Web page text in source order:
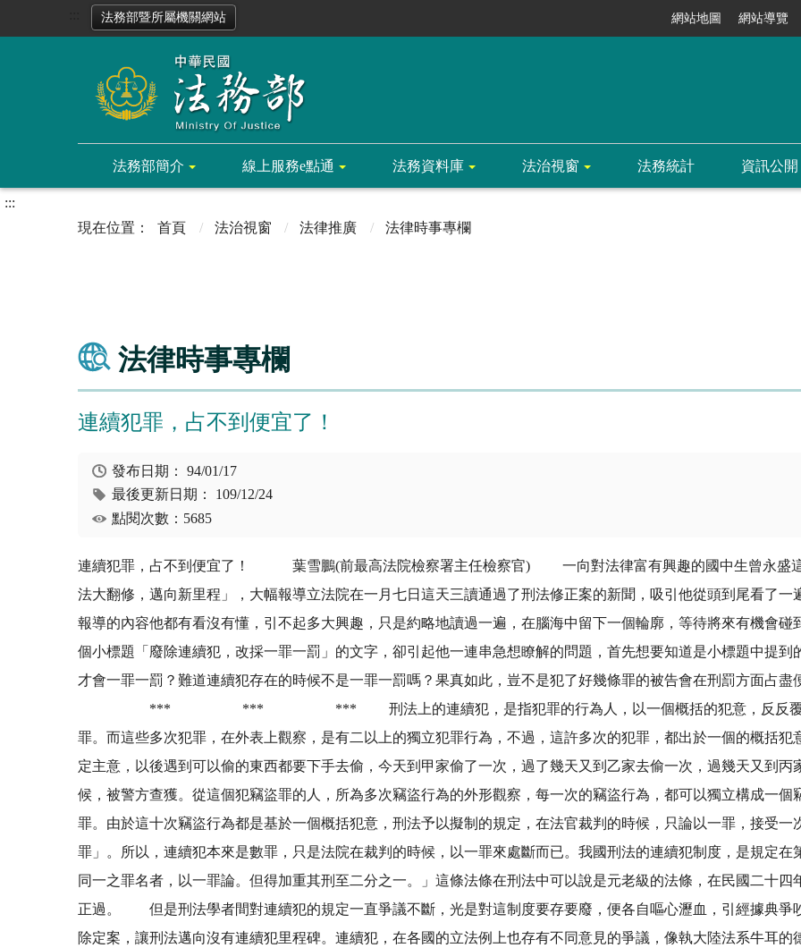
法務部暨所屬機關網站 網站地圖 網站導覽
法務部簡介 線上服務e點通 法務資料庫 法治視窗 法務統計 資訊公開
:::
首頁
法治視窗 法律推廣 法律時事專欄
法律時事專欄
連續犯罪，占不到便宜了！
發布日期：94/01/17
最後更新日期： 109/12/24
點閱次數：5685
連續犯罪，占不到便宜了！ 葉雪鵬(前最高法院檢察署主任檢察官) 一向對法律富有興趣的國中生曾永盛這
法大翻修，邁向新里程」，大幅報導立法院在一月七日這天三讀通過了刑法修正案的新聞，吸引他從頭到尾看了
報導的內容他都有看沒有懂，引不起多大興趣，只是約略地讀過一遍，在腦海中留下一個輪廓，等待將來有機會
個小標題「廢除連續犯，改採一罪一罰」的文字，卻引起他一連串急想瞭解的問題，首先想要知道是小標題中提
才會一罪一罰？難道連續犯存在的時候不是一罪一罰嗎？果真如此，豈不是犯了好幾條罪的被告會在刑罰方面占盡
*** *** *** 刑法上的連續犯，是指犯罪的行為人，以一個概括的犯意，反反覆覆用連續
罪。而這些多次犯罪，在外表上觀察，是有二以上的獨立犯罪行為，不過，這許多次的犯罪，都出於一個的概括
定主意，以後遇到可以偷的東西都要下手去偷，今天到甲家偷了一次，過了幾天又到乙家去偷一次，過幾天又到
候，被警方查獲。從這個犯竊盜罪的人，所為多次竊盜行為的外形觀察，每一次的竊盜行為，都可以獨立構成一
罪。由於這十次竊盜行為都是基於一個概括犯意，刑法予以擬制的規定，在法官裁判的時候，只論以一罪，接受
罪」。所以，連續犯本來是數罪，只是法院在裁判的時候，以一罪來處斷而已。我國刑法的連續犯制度，是規定
同一之罪名者，以一罪論。但得加重其刑至二分之一。」這條法條在刑法中可以說是元老級的法條，在民國二十
正過。 但是刑法學者間對連續犯的規定一直爭議不斷，光是對這制度要存要廢，便各自嘔心瀝血，引經據典爭
除定案，讓刑法邁向沒有連續犯里程碑。連續犯，在各國的立法例上也存有不同意見的爭議，像執大陸法系牛耳